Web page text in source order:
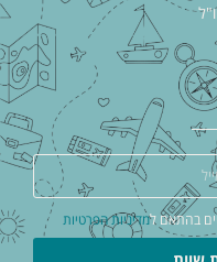
בהתאם למדיניות הפרטיות